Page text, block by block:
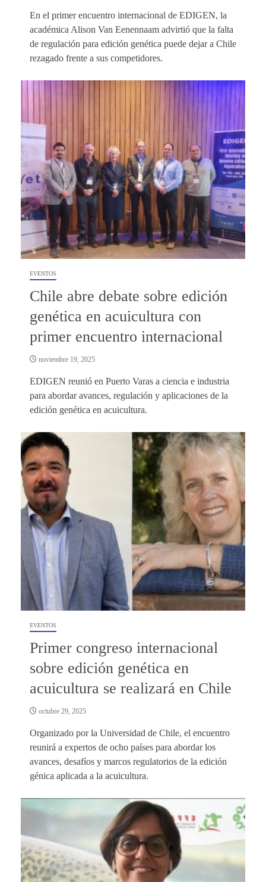
En el primer encuentro internacional de EDIGEN, la
académica Alison Van Eenennaam advirtió que la falta
de regulación para edición genética puede dejar a Chile
rezagado frente a sus competidores.
EVENTOS
Chile abre debate sobre edición
genética en acuicultura con
primer encuentro internacional
noviembre 19, 2025
EDIGEN reunió en Puerto Varas a ciencia e industria
para abordar avances, regulación y aplicaciones de la
edición genética en acuicultura.
EVENTOS
Primer congreso internacional
sobre edición genética en
acuicultura se realizará en Chile
octubre 29, 2025
Organizado por la Universidad de Chile, el encuentro
reunirá a expertos de ocho países para abordar los
avances, desafíos y marcos regulatorios de la edición
génica aplicada a la acuicultura.